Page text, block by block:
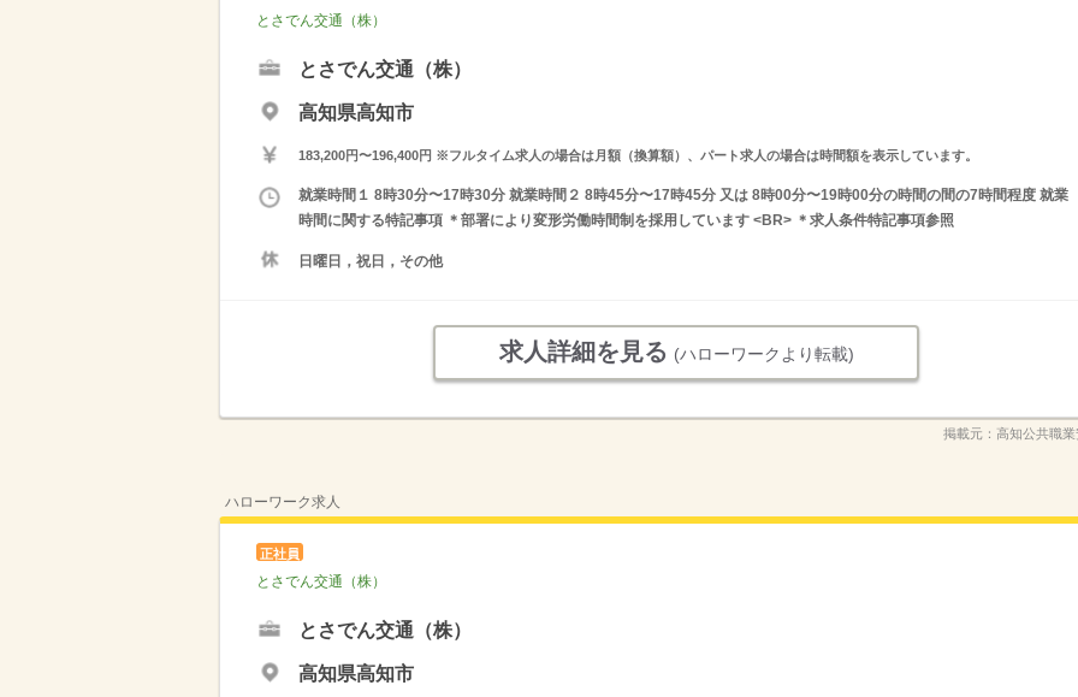
とさでん交通（株）
とさでん交通（株）
高知県高知市
183,200円〜196,400円 ※フルタイム求人の場合は月額（換算額）、パート求人の場合は時間額を表示しています。
就業時間１ 8時30分〜17時30分 就業時間２ 8時45分〜17時45分 又は 8時00分〜19時00分の時間の間の7時間程度 就業
時間に関する特記事項 ＊部署により変形労働時間制を採用しています <BR> ＊求人条件特記事項参照
日曜日，祝日，その他
求人詳細を見る (ハローワークより転載)
掲載元： 高知公共職
ハローワーク求人
正社員
とさでん交通（株）
とさでん交通（株）
高知県高知市